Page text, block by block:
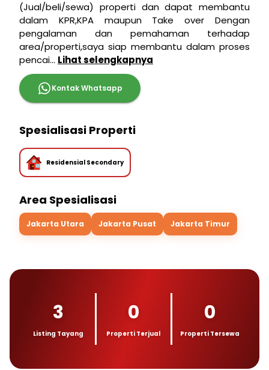
(Jual/beli/sewa) properti dan dapat membantu
dalam KPR,KPA maupun Take over Dengan
pengalaman dan pemahaman terhadap
area/properti,saya siap membantu dalam proses
pencai... Lihat selengkapnya
Kontak Whatsapp
Spesialisasi Properti
Residensial Secondary
Area Spesialisasi
Jakarta Utara Jakarta Pusat Jakarta Timur
3
Listing Tayang
0
Properti Terjual
0
Properti Tersewa